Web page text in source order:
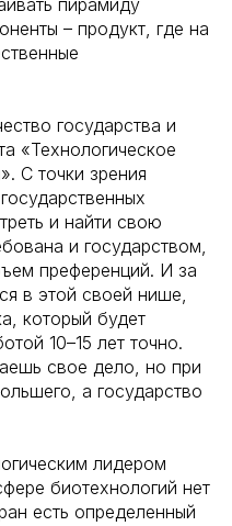
пирамиду
– продукт, где на
государства и
«Технологическое
С точки зрения
и найти свою
и государством,
преференций. И за
в этой своей нише,
который будет
10–15 лет точно.
свое дело, но при
а государство
лидером
биотехнологий нет
есть определенный